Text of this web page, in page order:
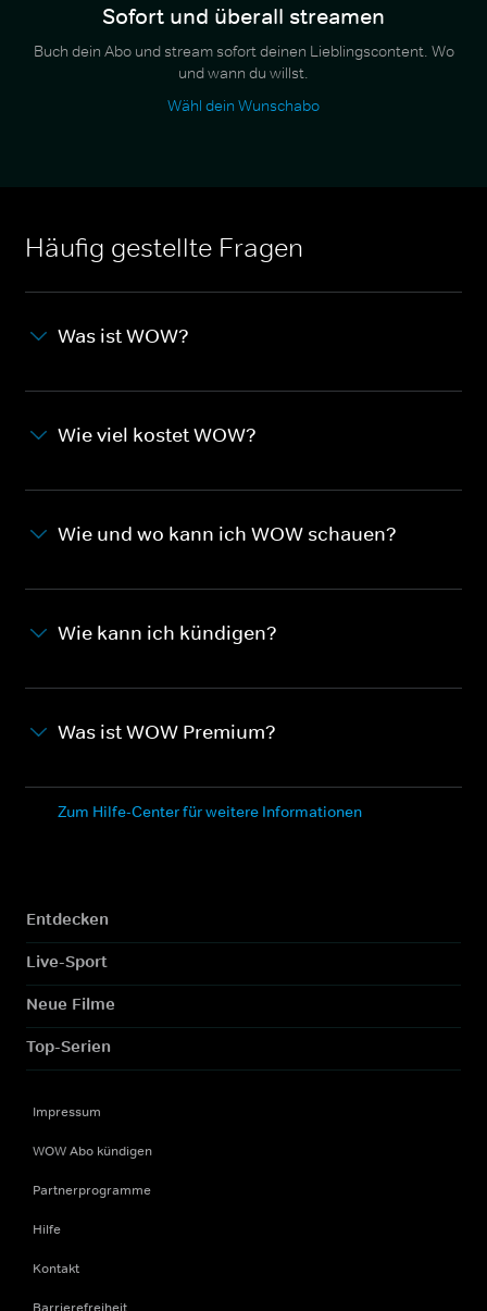
Sofort und überall streamen
Buch dein Abo und stream sofort deinen Lieblingscontent. Wo
und wann du willst.
Wähl dein Wunschabo
Häufig gestellte Fragen
Was ist WOW?
Wie viel kostet WOW?
Wie und wo kann ich WOW schauen?
Wie kann ich kündigen?
Was ist WOW Premium?
Zum Hilfe-Center für weitere Informationen
Entdecken
Live-Sport
Neue Filme
Top-Serien
Impressum
WOW Abo kündigen
Partnerprogramme
Hilfe
Kontakt